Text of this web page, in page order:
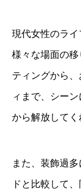
現代女性のラ
様々な場面の
ティングから
ィまで、シー
から解放してく
また、装飾過
ドと比較して